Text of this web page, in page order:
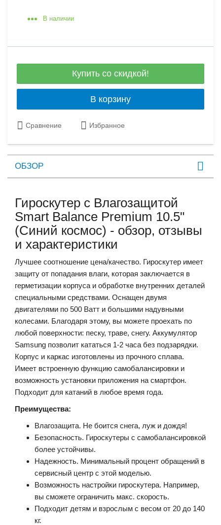
В наличии
Купить со скидкой!
В корзину
Сравнение Избранное
ОБЗОР
Гироскутер с Влагозащитой
Smart Balance Premium 10.5"
(Синий космос) - обзор, отзывы
и характеристики
Лучшее соотношение цена/качество. Гироскутер имеет
защиту от попадания влаги, которая заключается в
герметизации корпуса и обработке внутренних деталей
специальными средствами. Оснащен двумя
двигателями по 500 Ватт и большими надувными
колесами. Благодаря этому, вы можете проехать по
любой поверхности: песку, траве, снегу. Аккумулятор
Samsung позволит кататься 1-2 часа без подзарядки.
Корпус и каркас изготовлены из прочного сплава.
Имеет встроенную функцию самобалансировки и
возможность установки приложения на смартфон.
Подходит для катаний в любое время года.
Преимущества:
Влагозащита. Не боится снега, луж и дождя!
Безопасность. Гироскутеры с самобалансировкой
более устойчивы.
Надежность. Минимальный процент обращений в
сервисный центр с этой моделью.
Возможность настройки гироскутера. Например,
вы сможете ограничить макс. скорость.
Подходит детям и взрослым с весом от 20 до 140
кг.